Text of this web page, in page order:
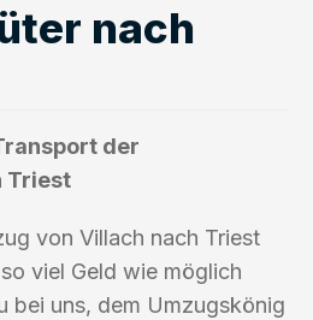
nach
der
Triest
von Villach nach Triest
viel Geld wie möglich
bei uns, dem Umzugskönig